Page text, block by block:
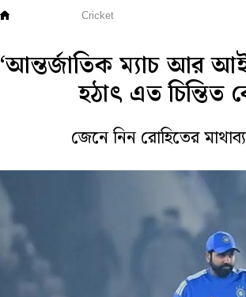
Cricket
‘আন্তর্জাতিক ম্যাচ আর
হঠাৎ এত চিন্তিত
জেনে নিন রোহিতের